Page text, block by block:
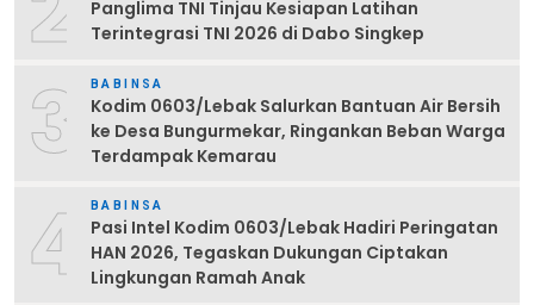
Panglima TNI Tinjau Kesiapan Latihan
Terintegrasi TNI 2026 di Dabo Singkep
3 BABINSA
Kodim 0603/Lebak Salurkan Bantuan Air Bersih
ke Desa Bungurmekar, Ringankan Beban Warga
Terdampak Kemarau
4 BABINSA
Pasi Intel Kodim 0603/Lebak Hadiri Peringatan
HAN 2026, Tegaskan Dukungan Ciptakan
Lingkungan Ramah Anak